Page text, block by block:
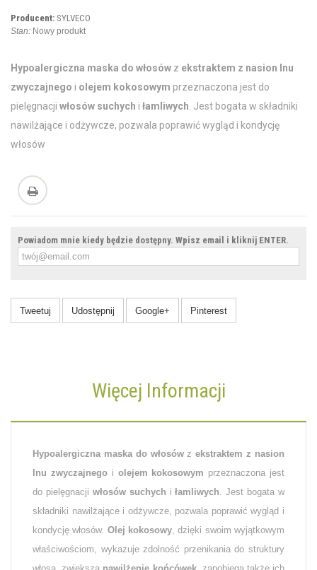
Producent: SYLVECO
Stan: Nowy produkt
Hypoalergiczna maska do włosów z ekstraktem z nasion lnu
zwyczajnego i olejem kokosowym przeznaczona jest do
pielęgnacji włosów suchych i łamliwych. Jest bogata w składniki
nawilżające i odżywcze, pozwala poprawić wygląd i kondycję
włosów
Powiadom mnie kiedy będzie dostępny. Wpisz email i kliknij ENTER.
Tweetuj Udostępnij Google+ Pinterest
Więcej Informacji
Hypoalergiczna maska do włosówz ekstraktem z nasion
lnu zwyczajnegoi olejem kokosowym przeznaczona jest
do pielęgnacji włosów suchych i łamliwych. Jest bogata w
składniki nawilżające i odżywcze, pozwala poprawić wygląd i
kondycję włosów. Olej kokosowy, dzięki swoim wyjątkowym
właściwościom, wykazuje zdolność przenikania do struktury